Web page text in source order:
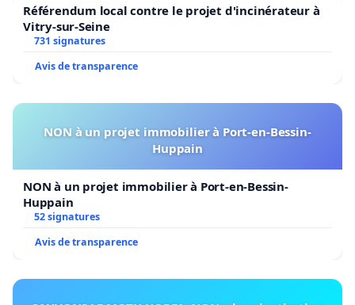
Référendum local contre le projet d'incinérateur à
Vitry-sur-Seine
731 signatures
Avis de transparence
NON à un projet immobilier à Port-en-Bessin-
Huppain
NON à un projet immobilier à Port-en-Bessin-
Huppain
52 signatures
Avis de transparence